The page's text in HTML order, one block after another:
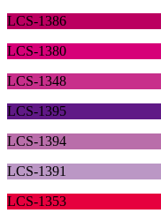
LCS-1386
LCS-1380
LCS-1348
LCS-1395
LCS-1394
LCS-1391
LCS-1353